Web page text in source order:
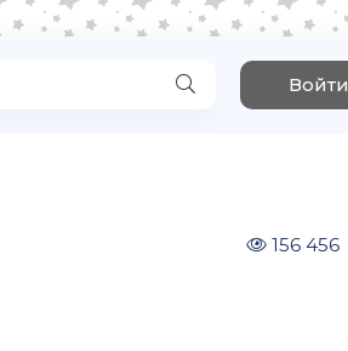
Войти
156 456